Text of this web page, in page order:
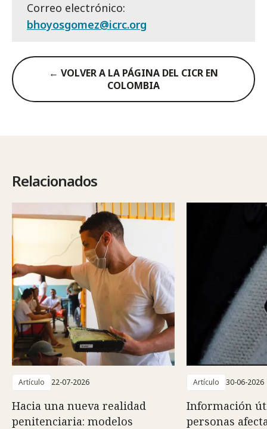
Correo electrónico:
bhoyosgomez@icrc.org
← VOLVER A LA PÁGINA DEL CICR EN
COLOMBIA
Relacionados
Artículo 22-07-2026
Hacia una nueva realidad
penitenciaria: modelos
Artículo 30-06-2026
Información
personas